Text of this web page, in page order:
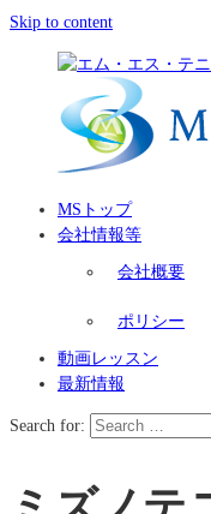
Skip to content
MSトップ
会社情報等
会社概要
ポリシー
動画レッスン
最新情報
Search for: